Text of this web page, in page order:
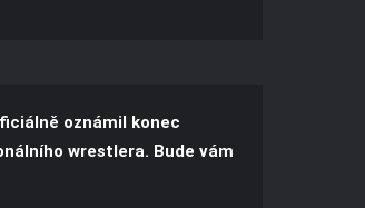
oznámil konec
wrestlera. Bude vám